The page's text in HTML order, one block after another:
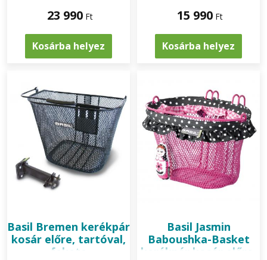
23 990 Ft
Kosárba helyez
15 990 Ft
Kosárba helyez
Basil Bremen kerékpár
kosár előre, tartóval,
fekete
Basil Jasmin
Baboushka-Basket
kerékpár kosár előre,